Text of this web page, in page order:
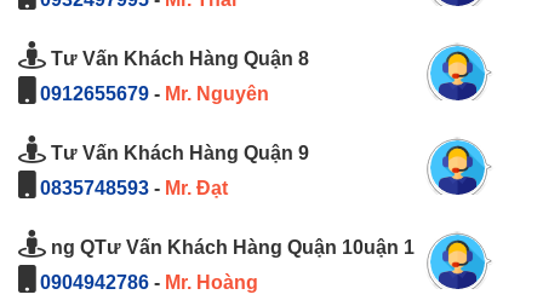
Tư Vấn Khách Hàng Quận 8
0912655679 - Mr. Nguyên
Tư Vấn Khách Hàng Quận 9
0835748593 - Mr. Đạt
ng QTư Vấn Khách Hàng Quận 10uận 1
0904942786 - Mr. Hoàng